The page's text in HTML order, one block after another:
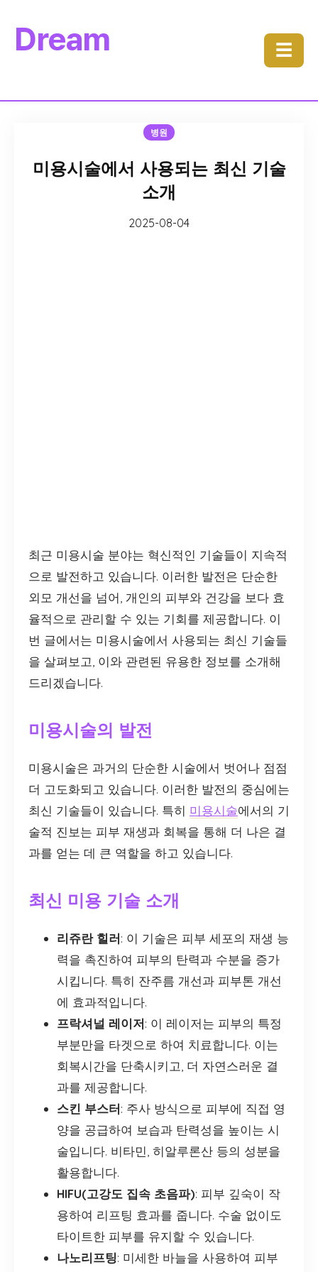
Dream ☰
병원
미용시술에서 사용되는 최신 기술
소개
2025-08-04
최근 미용시술 분야는 혁신적인 기술들이 지속적
으로 발전하고 있습니다. 이러한 발전은 단순한
외모 개선을 넘어, 개인의 피부와 건강을 보다 효
율적으로 관리할 수 있는 기회를 제공합니다. 이
번 글에서는 미용시술에서 사용되는 최신 기술들
을 살펴보고, 이와 관련된 유용한 정보를 소개해
드리겠습니다.
미용시술의 발전
미용시술은 과거의 단순한 시술에서 벗어나 점점
더 고도화되고 있습니다. 이러한 발전의 중심에는
최신 기술들이 있습니다. 특히 미용시술에서의 기
술적 진보는 피부 재생과 회복을 통해 더 나은 결
과를 얻는 데 큰 역할을 하고 있습니다.
최신 미용 기술 소개
리쥬란 힐러: 이 기술은 피부 세포의 재생 능
력을 촉진하여 피부의 탄력과 수분을 증가
시킵니다. 특히 잔주름 개선과 피부톤 개선
에 효과적입니다.
프락셔널 레이저: 이 레이저는 피부의 특정
부분만을 타겟으로 하여 치료합니다. 이는
회복시간을 단축시키고, 더 자연스러운 결
과를 제공합니다.
스킨 부스터: 주사 방식으로 피부에 직접 영
양을 공급하여 보습과 탄력성을 높이는 시
술입니다. 비타민, 히알루론산 등의 성분을
활용합니다.
HIFU(고강도 집속 초음파): 피부 깊숙이 작
용하여 리프팅 효과를 줍니다. 수술 없이도
타이트한 피부를 유지할 수 있습니다.
나노리프팅: 미세한 바늘을 사용하여 피부